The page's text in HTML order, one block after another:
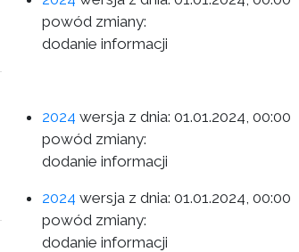
powód zmiany:
dodanie informacji
2024 wersja z dnia: 01.01.2024, 00:00
powód zmiany:
dodanie informacji
2024 wersja z dnia: 01.01.2024, 00:00
powód zmiany:
dodanie informacji